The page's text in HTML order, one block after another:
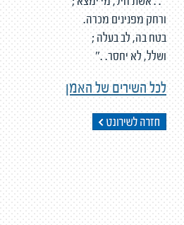
“. . אשת חיל, מי ימצא ;
ורחק מפנינים מכרה.
בטח בה, לב בעלה ;
ושלל, לא יחסר. .”
לכל השירים של האמן